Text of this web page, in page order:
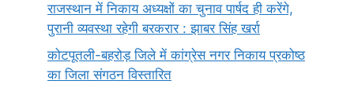
राजस्थान में निकाय अध्यक्षों का चुनाव पार्षद ही करेंगे,
पुरानी व्यवस्था रहेगी बरकरार : झाबर सिंह खर्रा
कोटपूतली-बहरोड़ जिले में कांग्रेस नगर निकाय प्रकोष्ठ
का जिला संगठन विस्तारित